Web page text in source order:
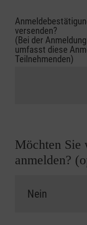
versenden?
(Bei der
umfasst diese
Teilnehmenden)
Möchten Sie
anmelden?